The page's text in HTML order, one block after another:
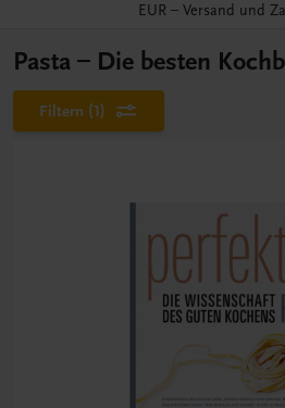
EUR – Versand und
Pasta – Die besten
Filtern (1)